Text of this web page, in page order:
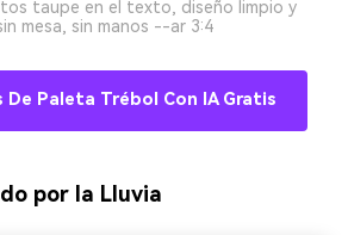
taupe en el texto, diseño limpio y
mesa, sin manos --ar 3:4
De Paleta Trébol Con IA Gratis
por la Lluvia